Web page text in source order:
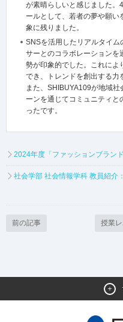
が素晴らしいと感じました。
ールとして、若者の夢や願い
象に残りました。
SNSを活用したリアルタイ
サーとのコラボレーションを
勢が印象的でした。これによ
でき、トレンドを創出する力
また、SHIBUYA109が地域
ーンを通じてコミュニティ
ったです。
2024年度「ファッションブラン
社会学部 社会情報学科 教員紹介
前の記事 授業